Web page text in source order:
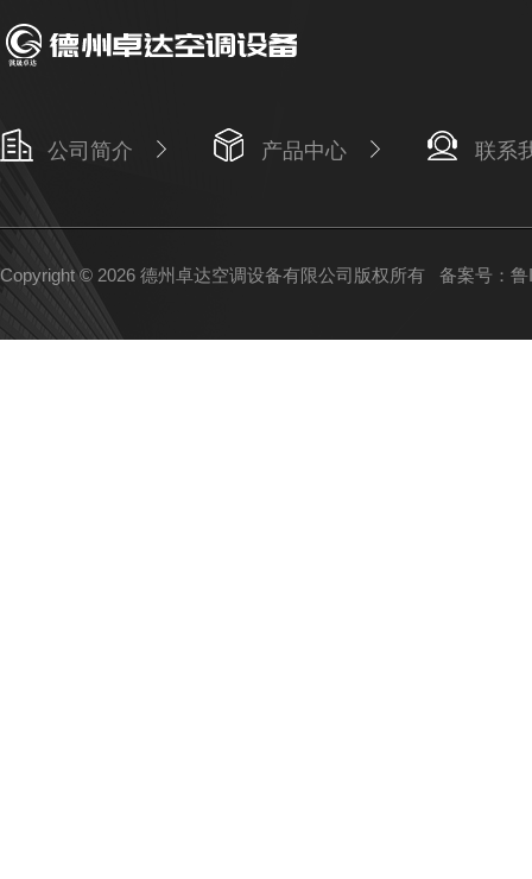
公司简介 产品中心 联系
Copyright © 2026 德州卓达空调设备有限公司版权所有 备案号：